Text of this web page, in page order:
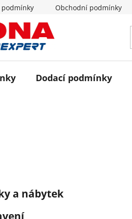
podmínky Obchodní podmínky
Dodací podmínky
a nábytek